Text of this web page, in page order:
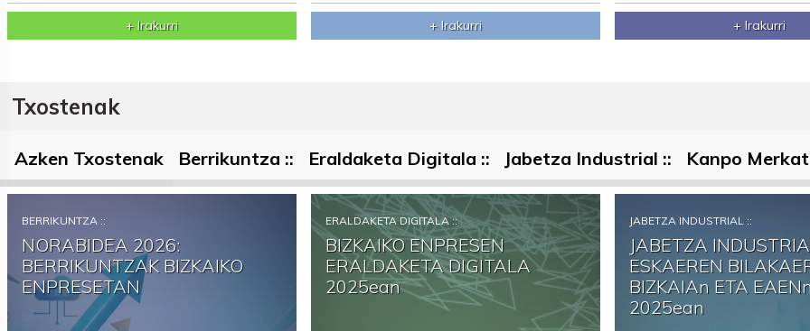
+ Irakurri + Irakurri + Irakurri
Txostenak
Azken Txostenak Berrikuntza :: Eraldaketa Digitala :: Jabetza Industrial :: Kanpo
BERRIKUNTZA ::
NORABIDEA 2026:
BERRIKUNTZAK BIZKAIKO
ENPRESETAN
ERALDAKETA DIGITALA ::
BIZKAIKO ENPRESEN
ERALDAKETA DIGITALA
2025ean
JABETZA INDUSTRIAL ::
JABETZA
ESKAEREN
BIZKAIAn ETA
2025ean